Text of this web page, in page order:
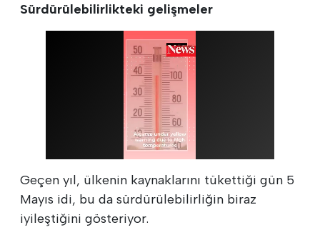
Sürdürülebilirlikteki gelişmeler
Geçen yıl, ülkenin kaynaklarını tükettiği gün 5
Mayıs idi, bu da sürdürülebilirliğin biraz
iyileştiğini gösteriyor.